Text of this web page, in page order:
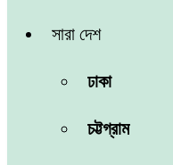
সারা দেশ
ঢাকা
চট্টগ্রাম